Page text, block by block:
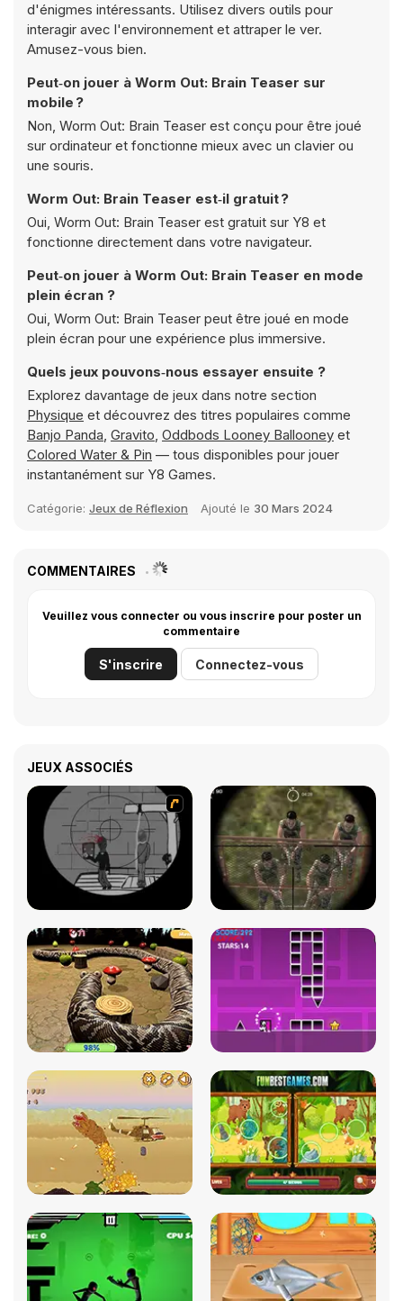
d'énigmes intéressants. Utilisez divers outils pour
interagir avec l'environnement et attraper le ver.
Amusez-vous bien.
Peut‑on jouer à Worm Out: Brain Teaser sur
mobile ?
Non, Worm Out: Brain Teaser est conçu pour être joué
sur ordinateur et fonctionne mieux avec un clavier ou
une souris.
Worm Out: Brain Teaser est‑il gratuit ?
Oui, Worm Out: Brain Teaser est gratuit sur Y8 et
fonctionne directement dans votre navigateur.
Peut‑on jouer à Worm Out: Brain Teaser en mode
plein écran ?
Oui, Worm Out: Brain Teaser peut être joué en mode
plein écran pour une expérience plus immersive.
Quels jeux pouvons‑nous essayer ensuite ?
Explorez davantage de jeux dans notre section
Physique et découvrez des titres populaires comme
Banjo Panda, Gravito, Oddbods Looney Ballooney et
Colored Water & Pin — tous disponibles pour jouer
instantanément sur Y8 Games.
Catégorie: Jeux de Réflexion Ajouté le 30 Mars 2024
COMMENTAIRES
Veuillez vous connecter ou vous inscrire pour poster un
commentaire
S'inscrire Connectez-vous
JEUX ASSOCIÉS